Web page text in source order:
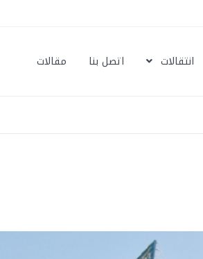
انتقالات اتصل بنا مقالات